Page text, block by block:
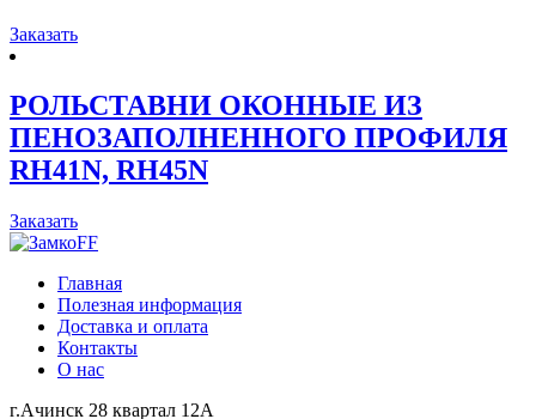
Заказать
РОЛЬСТАВНИ ОКОННЫЕ ИЗ
ПЕНОЗАПОЛНЕННОГО ПРОФИЛЯ
RH41N, RH45N
Заказать
Главная
Полезная информация
Доставка и оплата
Контакты
О нас
г.Ачинск 28 квартал 12А